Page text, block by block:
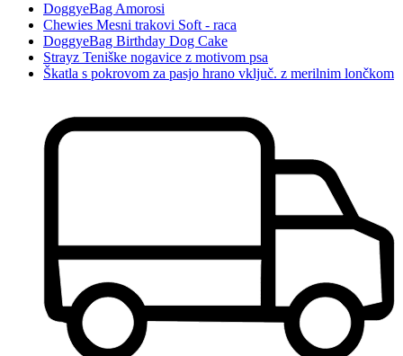
DoggyeBag Amorosi
Chewies Mesni trakovi Soft - raca
DoggyeBag Birthday Dog Cake
Strayz Teniške nogavice z motivom psa
Škatla s pokrovom za pasjo hrano vključ. z merilnim lončkom